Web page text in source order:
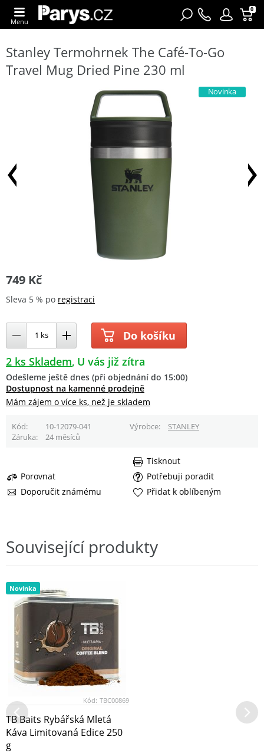
0
Menu
Stanley Termohrnek The Café-To-Go
Travel Mug Dried Pine 230 ml
Novinka
749 Kč
Sleva 5 % po registraci
Do košíku
2 ks Skladem U vás již zítra
Odešleme ještě dnes (při objednání do 15:00)
Dostupnost na kamenné prodejně
Mám zájem o více ks, než je skladem
Kód 10-12079-041 Výrobce
STANLEY
Záruka
24 měsíců
Porovnat
Potřebuji poradit
Doporučit známému
Tisknout
Přidat k oblíbeným
Související produkty
Novinka
Kód: TBC00869
TB Baits Rybářská Mletá
Káva Limitovaná Edice 250
g